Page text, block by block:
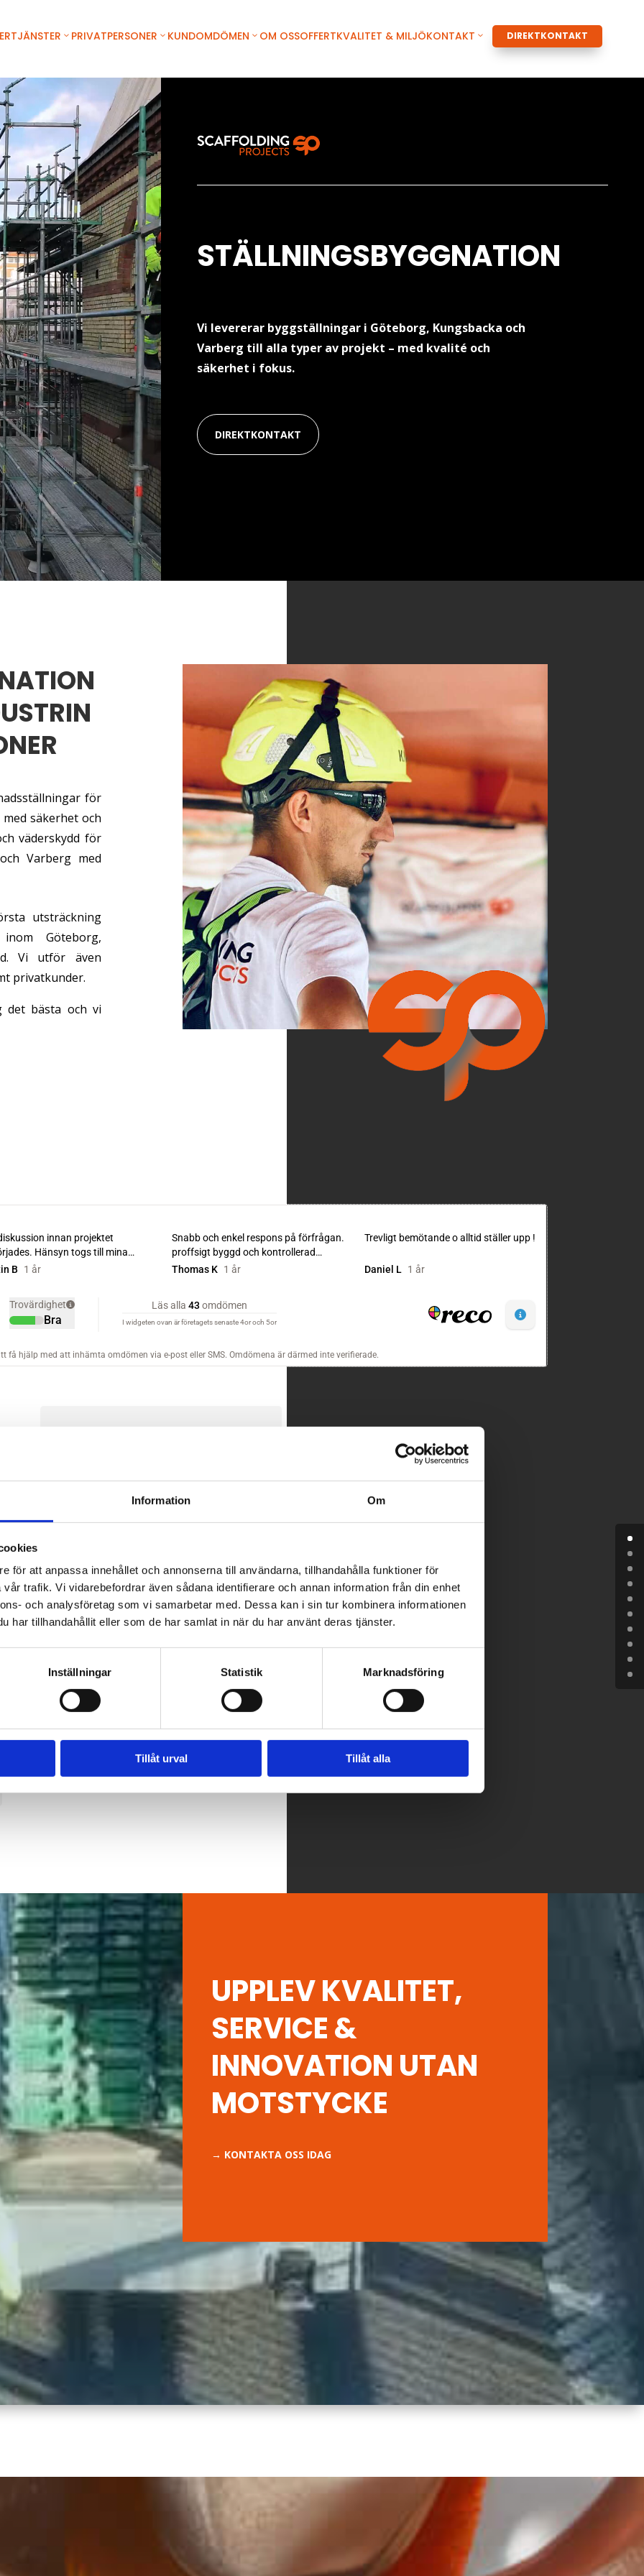
Information Om
för att anpassa innehållet och annonserna till användarna, tillhandahålla funktioner för
trafik. Vi vidarebefordrar även sådana identifierare och annan information från din enhet
och analysföretag som vi samarbetar med. Dessa kan i sin tur kombinera informationen
har tillhandahållit eller som de har samlat in när du har använt deras tjänster.
Inställningar Statistik Marknadsföring
Tillåt urval Tillåt alla
TJÄNSTER PRIVATPERSONER KUNDOMDÖMEN OM OSSOFFERTKVALITET & MILJÖKONTAKT DIREKTKONTAKT
STÄLLNINGSBYGGNATION
Vi levererar byggställningar i Göteborg, Kungsbacka och
Varberg till alla typer av projekt – med kvalité och
säkerhet i fokus.
DIREKTKONTAKT
för
säkerhet och
väderskydd för
Varberg med
utsträckning
Göteborg,
Vi utför även
privatkunder.
det bästa och vi
UPPLEV KVALITET,
SERVICE &
INNOVATION UTAN
MOTSTYCKE
→ KONTAKTA OSS IDAG